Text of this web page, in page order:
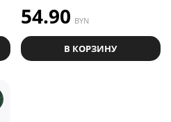
54.90 BYN
В КОРЗИНУ